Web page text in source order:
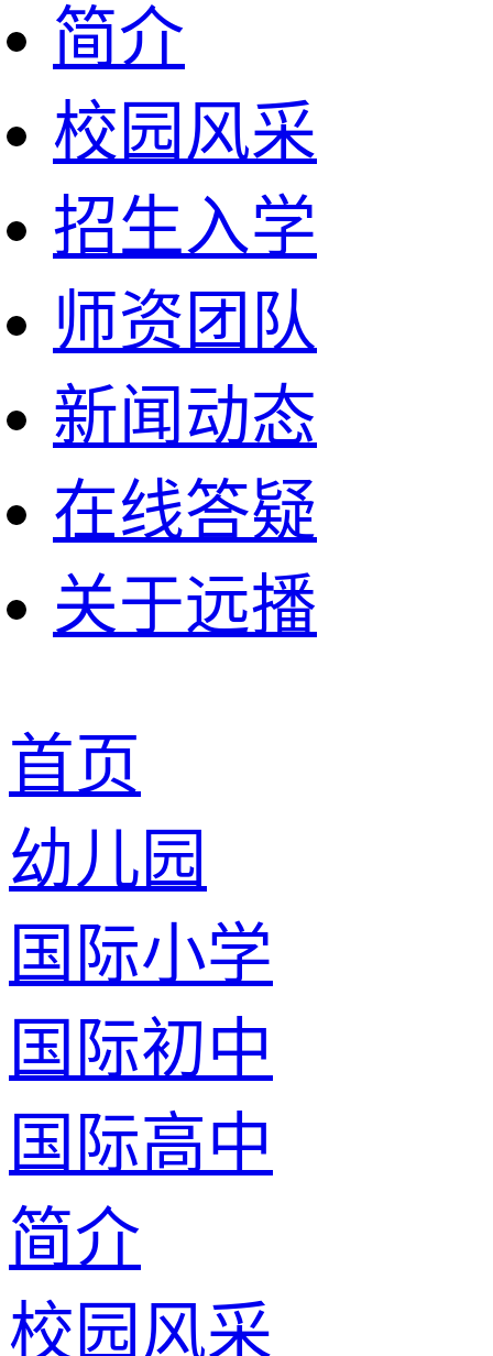
简介
校园风采
招生入学
师资团队
新闻动态
在线答疑
关于远播
首页
幼儿园
国际小学
国际初中
国际高中
简介
校园风采